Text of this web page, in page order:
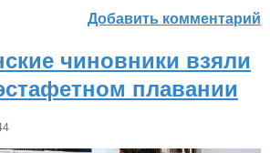
Добавить комментарий
чиновники взяли
плавании